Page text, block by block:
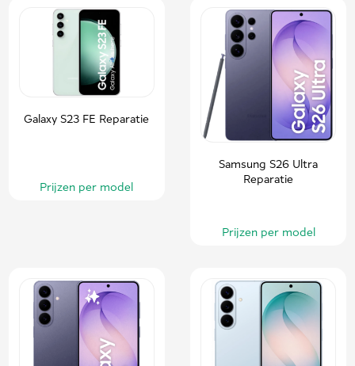
Galaxy S23 FE Reparatie
Prijzen per model
Samsung S26 Ultra
Reparatie
Prijzen per model